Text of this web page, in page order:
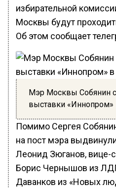
избирательной
Москвы будут
Об этом сообщает
Мэр Москвы Собянин
выставки «Иннопром»
Помимо Сергея
на пост мэра
Леонид Зюганов, вице-
Борис Чернышов из
Даванков из «Новых